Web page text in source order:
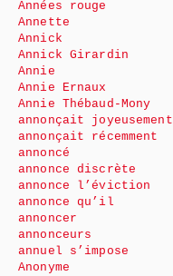
Années rouge
Annette
Annick
Annick Girardin
Annie
Annie Ernaux
Annie Thébaud-Mony
annonçait joyeusement
annonçait récemment
annoncé
annonce discrète
annonce l’éviction
annonce qu’il
annoncer
annonceurs
annuel s’impose
Anonyme